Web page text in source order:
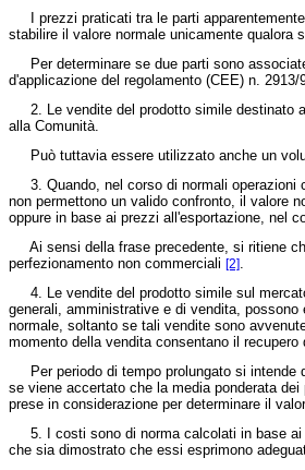
I prezzi praticati tra le parti apparentemente
stabilire il valore normale unicamente qualora
Per determinare se due parti sono
d'applicazione del regolamento (CEE) n.
2. Le vendite del prodotto simile destinato
alla Comunità.
Può tuttavia essere utilizzato anche un
3. Quando, nel corso di normali operazioni
non permettono un valido confronto, il valore
oppure in base ai prezzi all'esportazione, nel
Ai sensi della frase precedente, si ritiene
perfezionamento non commerciali [2].
4. Le vendite del prodotto simile sul
generali, amministrative e di vendita,
normale, soltanto se tali vendite sono
momento della vendita consentano il
Per periodo di tempo prolungato si intende
se viene accertato che la media ponderata
prese in considerazione per determinare il
5. I costi sono di norma calcolati in base ai
che sia dimostrato che essi esprimono